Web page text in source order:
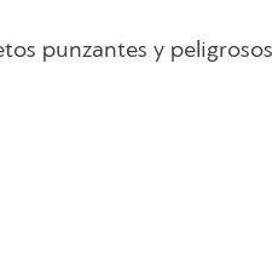
punzantes y peligrosos